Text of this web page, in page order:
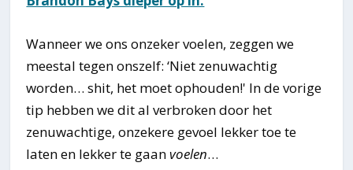
Wanneer we ons onzeker voelen, zeggen we
meestal tegen onszelf: ‘Niet zenuwachtig
worden… shit, het moet ophouden!' In de vorige
tip hebben we dit al verbroken door het
zenuwachtige, onzekere gevoel lekker toe te
laten en lekker te gaanvoelen…